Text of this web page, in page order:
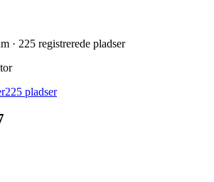
· 225 registrerede pladser
225 pladser